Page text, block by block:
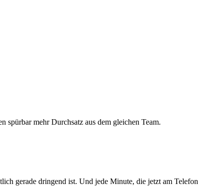
spürbar mehr Durchsatz aus dem gleichen Team.
gerade dringend ist. Und jede Minute, die jetzt am Telefon